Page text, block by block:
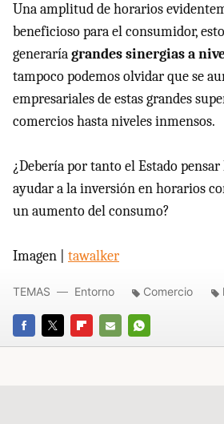
Una amplitud de horarios
beneficioso para el consumidor,
generaríagrandes sinergias a
tampoco podemos olvidar que se
empresariales de estas grandes
comercios hasta niveles inmensos.
¿Debería por tanto el Estado
ayudar a la inversión en horarios
un aumento del consumo?
Imagen | tawalker
FACEBOOK
TWITTERFLIPBOARD
E-
WHATSAPP
TEMAS Entorno Comercio